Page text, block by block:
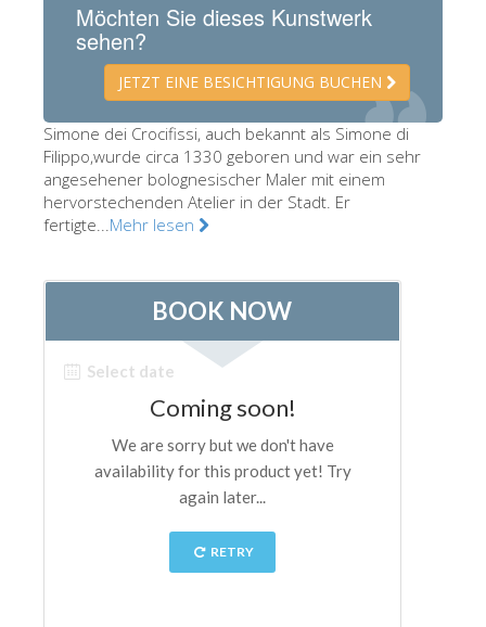
Neuen Säle
Andere Museen
Bargello Museum
Galleria Accademia
Palatina Galerie
Medici Kapelle
Archäologisches Museum
Opificio delle Pietre Dure
Museo Galileo
Boboli Gardens
The Arnolfo\'s tower
Vasari Corridor
Palazzo Vecchio
Santa Maria Novella
Möchten Sie dieses Kunstwerk
sehen?
JETZT EINE BESICHTIGUNG BUCHEN
Simone dei Crocifissi, auch bekannt als Simone di
Filippo,wurde circa 1330 geboren und war ein sehr
angesehener bolognesischer Maler mit einem
hervorstechenden Atelier in der Stadt. Er
fertigte...Mehr lesen